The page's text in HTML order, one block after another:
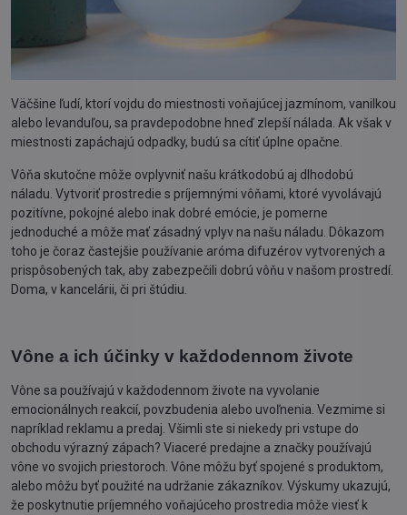
Väčšine ľudí, ktorí vojdu do miestnosti voňajúcej jazmínom, vanilkou
alebo levanduľou, sa pravdepodobne hneď zlepší nálada. Ak však v
miestnosti zapáchajú odpadky, budú sa cítiť úplne opačne.
Vôňa skutočne môže ovplyvniť našu krátkodobú aj dlhodobú
náladu. Vytvoriť prostredie s príjemnými vôňami, ktoré vyvolávajú
pozitívne, pokojné alebo inak dobré emócie, je pomerne
jednoduché a môže mať zásadný vplyv na našu náladu. Dôkazom
toho je čoraz častejšie používanie aróma difuzérov vytvorených a
prispôsobených tak, aby zabezpečili dobrú vôňu v našom prostredí.
Doma, v kancelárii, či pri štúdiu.
Vône a ich účinky v každodennom živote
Vône sa používajú v každodennom živote na vyvolanie
emocionálnych reakcií, povzbudenia alebo uvoľnenia. Vezmime si
napríklad reklamu a predaj. Všimli ste si niekedy pri vstupe do
obchodu výrazný zápach? Viaceré predajne a značky používajú
vône vo svojich priestoroch. Vône môžu byť spojené s produktom,
alebo môžu byť použité na udržanie zákazníkov. Výskumy ukazujú,
že poskytnutie príjemného voňajúceho prostredia môže viesť k